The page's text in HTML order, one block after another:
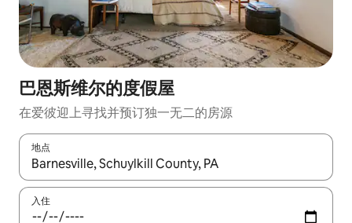
巴恩斯维尔的度假屋
在爱彼迎上寻找并预订独一无二的房源
地点
如有搜索结果，请使用上下方向键查看，或通过点击或滑动手势
入住